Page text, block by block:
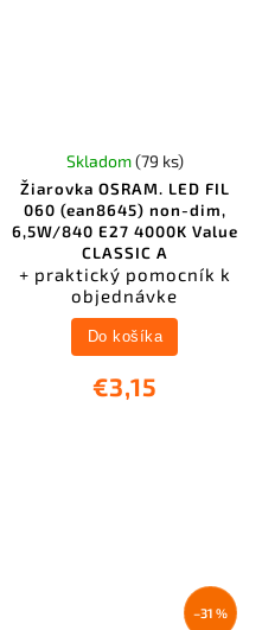
Žiarovka OSRAM. LED FIL
060 (ean8645) non-dim,
6,5W/840 E27 4000K Value
CLASSIC A
+ praktický pomocník k
objednávke
Skladom(79 ks)
€3,15
Do košíka
–31 %